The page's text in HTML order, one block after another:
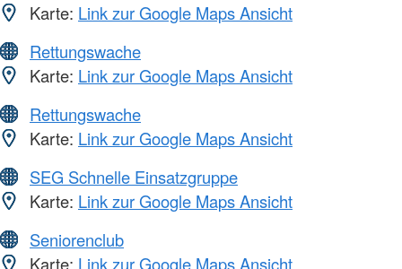
Karte: Link zur Google Maps Ansicht
Rettungswache
Karte: Link zur Google Maps Ansicht
Rettungswache
Karte: Link zur Google Maps Ansicht
SEG Schnelle Einsatzgruppe
Karte: Link zur Google Maps Ansicht
Seniorenclub
Karte: Link zur Google Maps Ansicht